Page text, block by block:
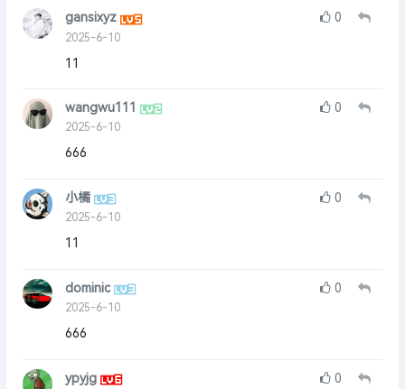
gansixyz
2025-6-10
0
11
wangwu111
2025-6-10
0
666
小橘
2025-6-10
0
11
dominic
2025-6-10
0
666
ypyjg 0